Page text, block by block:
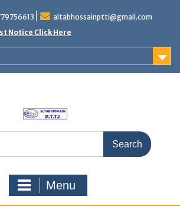
altabhossainptti@gmail.com
Notice Click Here
Menu